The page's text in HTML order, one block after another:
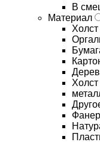
В
Материал
Холст